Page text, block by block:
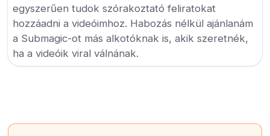
egyszerűen tudok szórakoztató feliratokat
hozzáadni a videóimhoz. Habozás nélkül ajánlanám
a Submagic-ot más alkotóknak is, akik szeretnék,
ha a videóik viral válnának.